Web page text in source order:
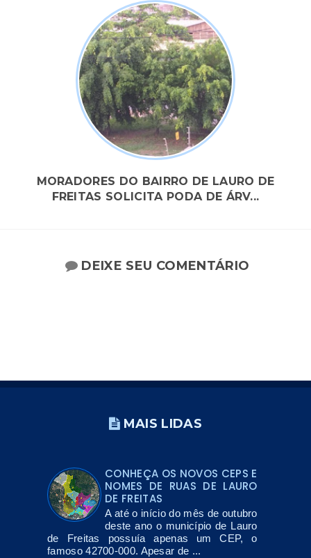
MORADORES DO BAIRRO DE LAURO DE
FREITAS SOLICITA PODA DE ÁRV...
DEIXE SEU COMENTÁRIO
MAIS LIDAS
CONHEÇA OS NOVOS CEPS E
NOMES DE RUAS DE LAURO
DE FREITAS
A até o início do mês de outubro
deste ano o município de Lauro
de Freitas possuía apenas um CEP, o
famoso 42700-000. Apesar de ...